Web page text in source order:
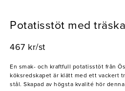
Potatisstöt med
467 kr/st
En smak- och kraftfull potatisstöt från
köksredskapet är klätt med ett vackert
stål. Skapad av högsta kvalité hör